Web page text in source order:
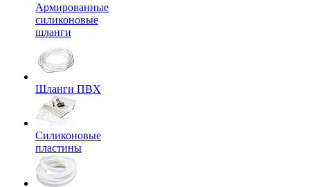
Армированные
силиконовые
шланги
Шланги ПВХ
Силиконовые
пластины